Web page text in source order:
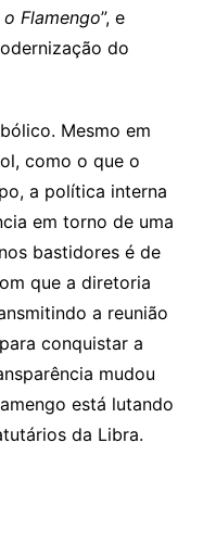
Flamengo”, e
do
Mesmo em
como o que o
a política interna
em torno de uma
bastidores é de
que a diretoria
a reunião
conquistar a
mudou
está lutando
da Libra.